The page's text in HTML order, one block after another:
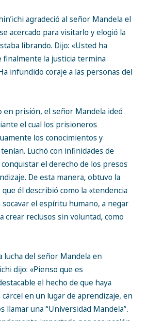
agradeció al señor Mandela el
acercado para visitarlo y elogió la
librando. Dijo: «Usted ha
finalmente la justicia termina
infundido coraje a las personas del
en prisión, el señor Mandela ideó
el cual los prisioneros
los conocimientos y
Luchó con infinidades de
el derecho de los presos
De esta manera, obtuvo la
él describió como la «tendencia
socavar el espíritu humano, a negar
crear reclusos sin voluntad, como
lucha del señor Mandela en
dijo: «Pienso que es
el hecho de que haya
en un lugar de aprendizaje, en
llamar una “Universidad Mandela”.